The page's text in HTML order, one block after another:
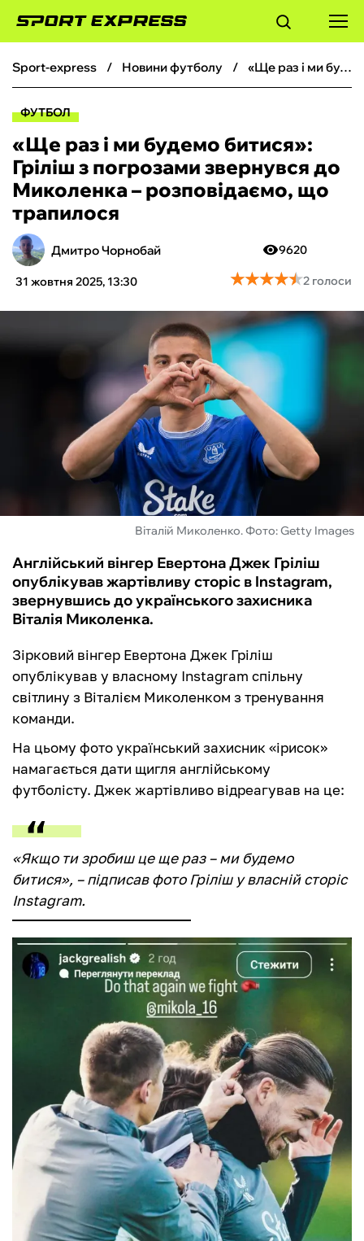
ФУТБОЛ
БОКС
ХОКЕЙ
ТЕНІС
КІБЕРСПОРТ
ЧС-2026
БУКМЕКЕРИ
sport-express новини футболу «Ще раз і ми будемо битися»: Гріліш з погрозами звернувся до Миколенка – розповідаємо, що трапилося
ФУТБОЛ
«Ще раз і ми будемо битися»:
Гріліш з погрозами звернувся до
Миколенка – розповідаємо, що
трапилося
Дмитро Чорнобай
31 жовтня 2025, 13:30
9620
★★★★★
★★★★★2 голоси
Віталій Миколенко. Фото: Getty Images
Англійський вінгер Евертона Джек Гріліш
опублікував жартівливу сторіс в Instagram,
звернувшись до українського захисника
Віталія Миколенка.
Зірковий вінгер Евертона Джек Гріліш
опублікував у власному Instagram спільну
світлину з Віталієм Миколенком з тренування
команди.
На цьому фото український захисник «ірисок»
намагається дати щигля англійському
футболісту. Джек жартівливо відреагував на це:
«Якщо ти зробиш це ще раз – ми будемо
битися», – підписав фото Гріліш у власній сторіс
Instagram.